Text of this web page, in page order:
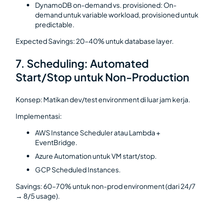
DynamoDB on-demand vs. provisioned: On-
demand untuk variable workload, provisioned untuk
predictable.
Expected Savings: 20–40% untuk database layer.
7. Scheduling: Automated
Start/Stop untuk Non-Production
Konsep: Matikan dev/test environment di luar jam kerja.
Implementasi:
AWS Instance Scheduler atau Lambda +
EventBridge.
Azure Automation untuk VM start/stop.
GCP Scheduled Instances.
Savings: 60–70% untuk non-prod environment (dari 24/7
→ 8/5 usage).